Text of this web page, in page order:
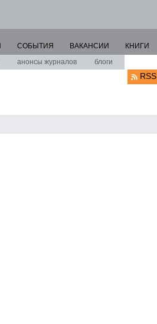
анонсы журналов блоги
СОБЫТИЯ ВАКАНСИИ КНИГИ
RSS